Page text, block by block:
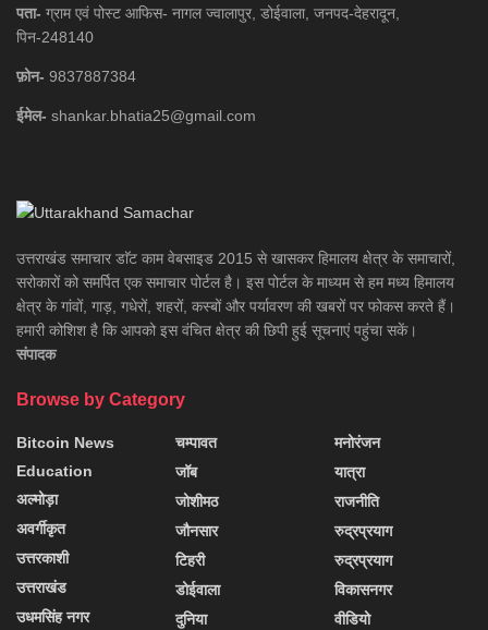
पता- ग्राम एवं पोस्ट आफिस- नागल ज्वालापुर, डोईवाला, जनपद-देहरादून,
पिन-248140
फ़ोन- 9837887384
ईमेल- shankar.bhatia25@gmail.com
उत्तराखंड समाचार डाॅट काम वेबसाइड 2015 से खासकर हिमालय क्षेत्र के समाचारों,
सरोकारों को समर्पित एक समाचार पोर्टल है। इस पोर्टल के माध्यम से हम मध्य हिमालय
क्षेत्र के गांवों, गाड़, गधेरों, शहरों, कस्बों और पर्यावरण की खबरों पर फोकस करते हैं।
हमारी कोशिश है कि आपको इस वंचित क्षेत्र की छिपी हुई सूचनाएं पहुंचा सकें।
संपादक
Browse by Category
Bitcoin News
Education
अल्मोड़ा
अवर्गीकृत
उत्तरकाशी
उत्तराखंड
उधमसिंह नगर
चम्पावत
जॉब
जोशीमठ
जौनसार
टिहरी
डोईवाला
दुनिया
मनोरंजन
यात्रा
राजनीति
रुद्रप्रयाग
रुद्रप्रयाग
विकासनगर
वीडियो